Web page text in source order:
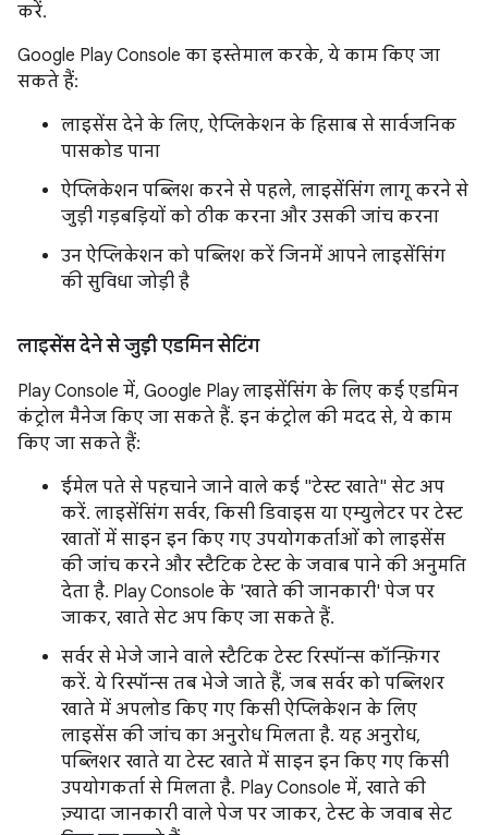
करें.
Google Play Console का इस्तेमाल करके, ये काम किए जा
सकते हैं:
लाइसेंस देने के लिए, ऐप्लिकेशन के हिसाब से सार्वजनिक
पासकोड पाना
ऐप्लिकेशन पब्लिश करने से पहले, लाइसेंसिंग लागू करने से
जुड़ी गड़बड़ियों को ठीक करना और उसकी जांच करना
उन ऐप्लिकेशन को पब्लिश करें जिनमें आपने लाइसेंसिंग
की सुविधा जोड़ी है
लाइसेंस देने से जुड़ी एडमिन सेटिंग
Play Console में, Google Play लाइसेंसिंग के लिए कई एडमिन
कंट्रोल मैनेज किए जा सकते हैं. इन कंट्रोल की मदद से, ये काम
किए जा सकते हैं:
ईमेल पते से पहचाने जाने वाले कई "टेस्ट खाते" सेट अप
करें. लाइसेंसिंग सर्वर, किसी डिवाइस या एम्युलेटर पर टेस्ट
खातों में साइन इन किए गए उपयोगकर्ताओं को लाइसेंस
की जांच करने और स्टैटिक टेस्ट के जवाब पाने की अनुमति
देता है. Play Console के 'खाते की जानकारी' पेज पर
जाकर, खाते सेट अप किए जा सकते हैं.
सर्वर से भेजे जाने वाले स्टैटिक टेस्ट रिस्पॉन्स कॉन्फ़िगर
करें. ये रिस्पॉन्स तब भेजे जाते हैं, जब सर्वर को पब्लिशर
खाते में अपलोड किए गए किसी ऐप्लिकेशन के लिए
लाइसेंस की जांच का अनुरोध मिलता है. यह अनुरोध,
पब्लिशर खाते या टेस्ट खाते में साइन इन किए गए किसी
उपयोगकर्ता से मिलता है. Play Console में, खाते की
ज़्यादा जानकारी वाले पेज पर जाकर, टेस्ट के जवाब सेट